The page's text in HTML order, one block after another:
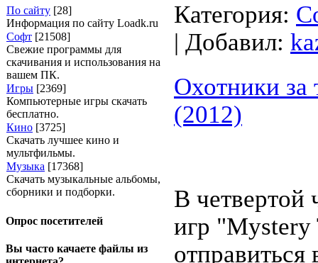
По сайту [28]
Информация по сайту Loadk.ru
Софт [21508]
Свежие программы для
скачивания и использования на
вашем ПК.
Игры [2369]
Компьютерные игры скачать
бесплатно.
Кино [3725]
Скачать лучшее кино и
мультфильмы.
Музыка [17368]
Скачать музыкальные альбомы,
сборники и подборки.
Опрос посетителей
Вы часто качаете файлы из
Категория:
| Добавил:
Охотники за
(2012)
В четвертой
игр "Mystery